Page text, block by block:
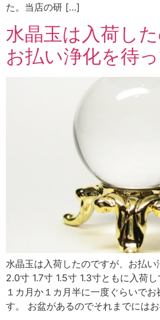
た。当店の研 […]
水晶玉は入荷した
お払い浄化を待
水晶玉は入荷したのですが、お払い
2.0寸 1.7寸 1.5寸 1.3寸ともに入荷
１カ月か１カ月半に一度ぐらいでお
す。 お盆があるのでそれまでには